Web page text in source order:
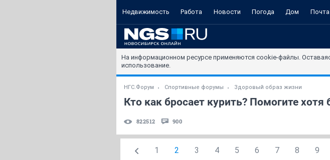
Недвижимость Работа Новости Погода Дом Почта
На информационном ресурсе применяются cookie-файлы.
использование.
НГС.Форум Спортивные форумы Здоровый образ жизни
Кто как бросает курить? Помогите
822512 900
1 2 3 4 5 6 7 8 9